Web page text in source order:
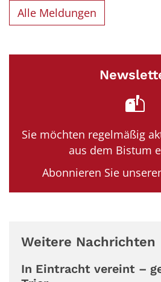
Alle Meldungen
Sie möchten regelmäßig
aus dem Bistum
Abonnieren Sie
Weitere Nachrichten
In Eintracht vereint –